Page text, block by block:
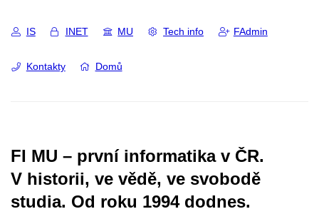
IS INET MU Tech info FAdmin
Kontakty Domů
FI MU – první informatika v ČR.
V historii, ve vědě, ve svobodě
studia. Od roku 1994 dodnes.